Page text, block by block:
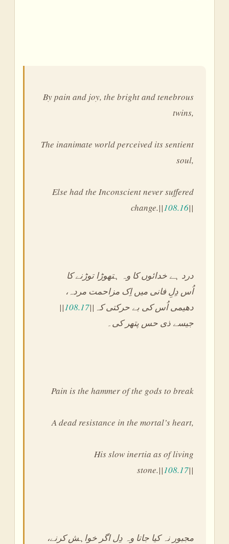
By pain and joy, the bright and tenebrous
twins,
The inanimate world perceived its sentient
soul,
Else had the Inconscient never suffered
change.||108.16||
درد ہے خدائوں کا وہ ہتھوڑا توڑنے کا
،اُس دِلِ فانی میں اِک مزاحمت مردہ
||108.17||دھیمی اُس کی بے حرکتی کہ
جیسے ذی حس پتھر کی۔
Pain is the hammer of the gods to break
A dead resistance in the mortal’s heart,
His slow inertia as of living
stone.||108.17||
،مجبور نہ کیا جاتا وہ دِل اگر خواہش کرنے